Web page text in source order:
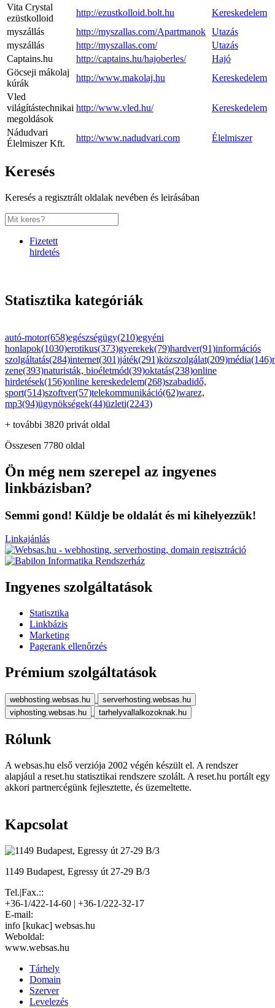
Vita Crystal
ezüstkolloid
http://ezustkolloid.bolt.hu
Kereskedelem
myszállás
http://myszallas.com/Apartmanok Utazás
myszállás
http://myszallas.com/
Utazás
Captains.hu
http://captains.hu/hajoberles/
Hajó
Göcseji mákolaj
kúrák
http://www.makolaj.hu
Kereskedelem
Vled
világítástechnikai
megoldások
http://www.vled.hu/ Kereskedelem
Nádudvari
Élelmiszer Kft.
http://www.nadudvari.com Élelmiszer
Keresés
Keresés a regisztrált oldalak nevében és leirásában
Fizetett
hirdetés
Statisztika kategóriák
autó-motor(658)egészségügy(210)egyéni
honlapok(1030)erotikus(373)gyerekek(79)hardver(91)információs
szolgáltatás(284)internet(301)játék(291)közszolgálat(209)média(146)
zene(393)naturisták, bioéletmód(39)oktatás(238)online
hirdetések(156)online kereskedelem(268)szabadidő,
sport(514)szoftver(57)telekommunikáció(62)warez,
mp3(94)ügynökségek(44)üzleti(2243)
+ további 3820 privát oldal
Összesen 7780 oldal
Ön még nem szerepel az ingyenes
linkbázisban?
Semmi gond! Küldje be oldalát és mi kihelyezzük!
Linkajánlás
Ingyenes szolgáltatások
Statisztika
Linkbázis
Marketing
Pagerank ellenőrzés
Prémium szolgáltatások
webhosting.websas.hu
serverhosting.websas.hu
viphosting.websas.hu
tarhelyvallalkozoknak.hu
Rólunk
A websas.hu első verziója 2002 végén készült el. A rendszer
alapjául a reset.hu statisztikai rendszere szolált. A reset.hu portált egy
akkori partnercégünk fejlesztette, és üzemeltette.
Kapcsolat
1149 Budapest, Egressy út 27-29 B/3
Tel.|Fax.::
+36-1/422-14-60 | +36-1/222-32-17
E-mail:
info [kukac] websas.hu
Weboldal:
www.websas.hu
Tárhely
Domain
Szerver
Levelezés